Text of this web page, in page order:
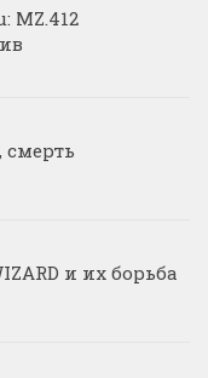
MZ.412
и их борьба